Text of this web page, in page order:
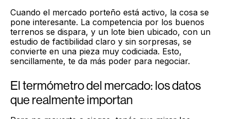
Cuando el mercado porteño está activo, la cosa se
pone interesante. La competencia por los buenos
terrenos se dispara, y un lote bien ubicado, con un
estudio de factibilidad claro y sin sorpresas, se
convierte en una pieza muy codiciada. Esto,
sencillamente, te da más poder para negociar.
El termómetro del mercado: los datos
que realmente importan